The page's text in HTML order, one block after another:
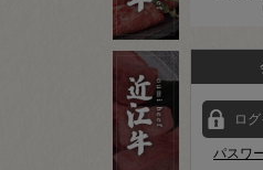
ロ
パスワ